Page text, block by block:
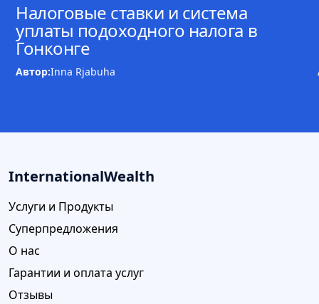
Налоговые ставки и система
уплаты подоходного налога в
Гонконге
Автор:Inna Rjabuha
InternationalWealth
Услуги и Продукты
Суперпредложения
О нас
Гарантии и оплата услуг
Отзывы